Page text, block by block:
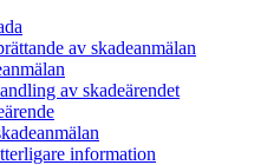
av skadeanmälan
av skadeärendet
information